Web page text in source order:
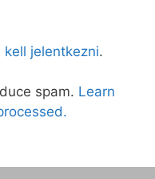
kell jelentkezni.
spam. Learn